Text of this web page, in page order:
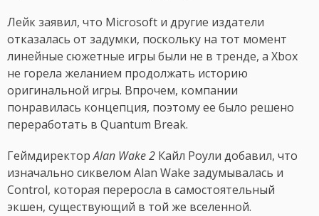
Лейк заявил, что Microsoft и другие издатели
отказалась от задумки, поскольку на тот момент
линейные сюжетные игры были не в тренде, а Xbox
не горела желанием продолжать историю
оригинальной игры. Впрочем, компании
понравилась концепция, поэтому ее было решено
переработать в Quantum Break.
ГеймдиректорAlan Wake 2 Кайл Роули добавил, что
изначально сиквелом Alan Wake задумывалась и
Control, которая переросла в самостоятельный
экшен, существующий в той же вселенной.